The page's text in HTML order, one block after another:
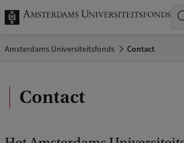
k
Amsterdams Universiteitsfonds Contact
Contact